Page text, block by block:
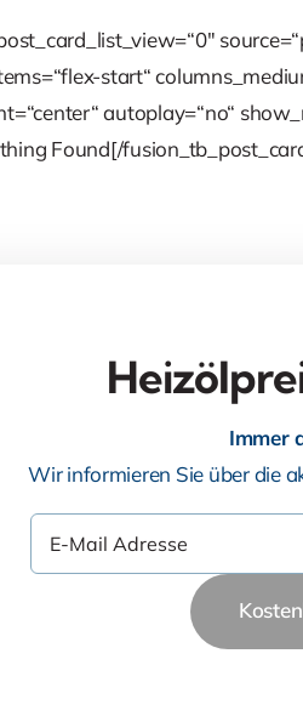
start“
autoplay=“no“
Found[/
Immer
Wir informieren Sie über die